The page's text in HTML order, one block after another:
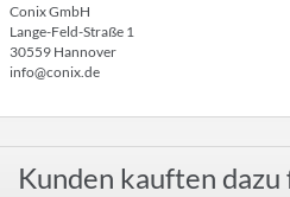
Conix GmbH
Lange-Feld-Straße 1
30559 Hannover
info@conix.de
Kunden kauften